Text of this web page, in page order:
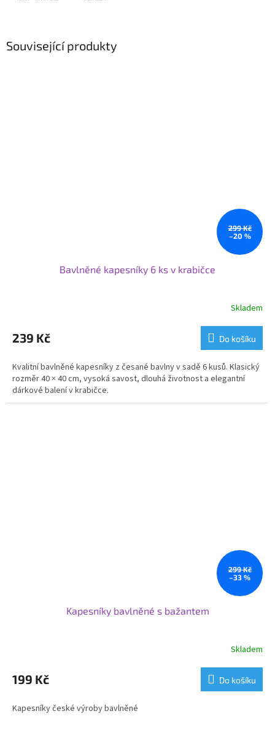
Související produkty
299 Kč
–20 %
Bavlněné kapesníky 6 ks v krabičce
Skladem
239 Kč Do košíku
Kvalitní bavlněné kapesníky z česané bavlny v sadě 6 kusů. Klasický
rozměr 40 × 40 cm, vysoká savost, dlouhá životnost a elegantní
dárkové balení v krabičce.
299 Kč
–33 %
Kapesníky bavlněné s bažantem
Skladem
199 Kč Do košíku
Kapesníky české výroby bavlněné